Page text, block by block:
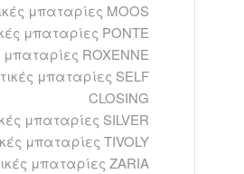
μπαταρίες MOOS
μπαταρίες PONTE
μπαταρίες ROXENNE
μπαταρίες SELF
CLOSING
μπαταρίες SILVER
μπαταρίες TIVOLY
μπαταρίες ZARIA